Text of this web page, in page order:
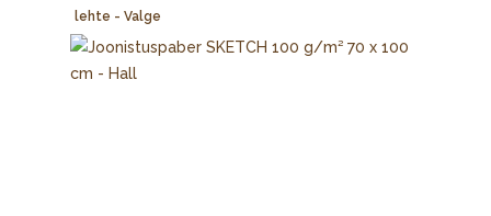
lehte - Valge